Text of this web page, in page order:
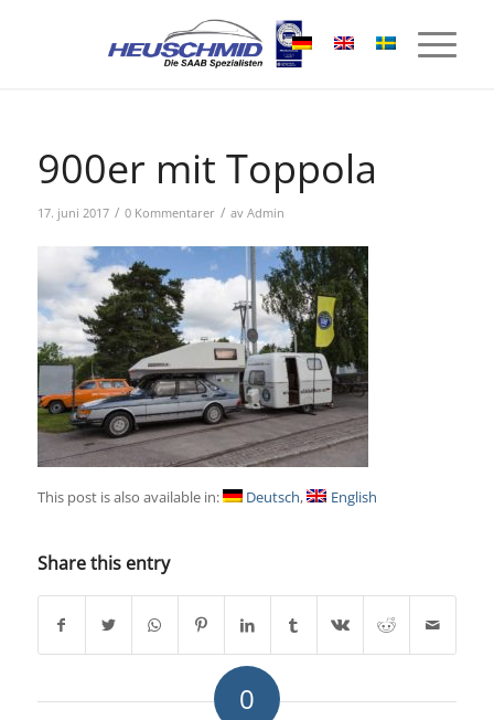
900er mit Toppola
17. juni 2017 / 0 Kommentarer / av Admin
This post is also available in: Deutsch English
Share this entry
0